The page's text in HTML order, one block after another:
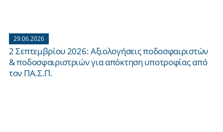
29.06.2026
2 Σεπτεμβρίου 2026: Aξιολογήσεις ποδοσφαιριστών
& ποδοσφαιριστριών για απόκτηση υποτροφίας από
τον ΠΑ.Σ.Π.